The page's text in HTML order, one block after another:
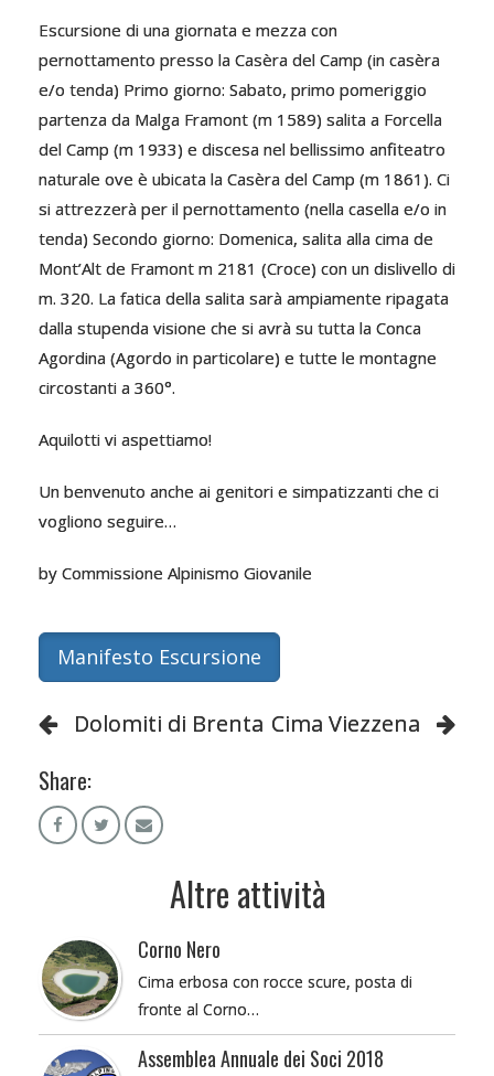
Escursione di una giornata e mezza con
pernottamento presso la Casèra del Camp (in casèra
e/o tenda) Primo giorno: Sabato, primo pomeriggio
partenza da Malga Framont (m 1589) salita a Forcella
del Camp (m 1933) e discesa nel bellissimo anfiteatro
naturale ove è ubicata la Casèra del Camp (m 1861). Ci
si attrezzerà per il pernottamento (nella casella e/o in
tenda) Secondo giorno: Domenica, salita alla cima de
Mont’Alt de Framont m 2181 (Croce) con un dislivello di
m. 320. La fatica della salita sarà ampiamente ripagata
dalla stupenda visione che si avrà su tutta la Conca
Agordina (Agordo in particolare) e tutte le montagne
circostanti a 360°.
Aquilotti vi aspettiamo!
Un benvenuto anche ai genitori e simpatizzanti che ci
vogliono seguire…
by Commissione Alpinismo Giovanile
Manifesto Escursione
Dolomiti di Brenta Cima Viezzena
Share:
Altre attività
Corno Nero
Cima erbosa con rocce scure, posta di
fronte al Corno…
Assemblea Annuale dei Soci 2018